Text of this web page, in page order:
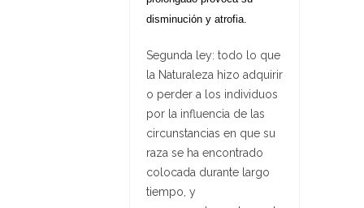
disminución y atrofia.
Segunda ley: todo lo que
la Naturaleza hizo adquirir
o perder a los individuos
por la influencia de las
circunstancias en que su
raza se ha encontrado
colocada durante largo
tiempo, y